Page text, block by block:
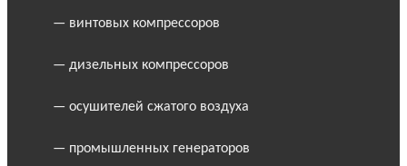
— винтовых компрессоров
— дизельных компрессоров
— осушителей сжатого воздуха
— промышленных генераторов